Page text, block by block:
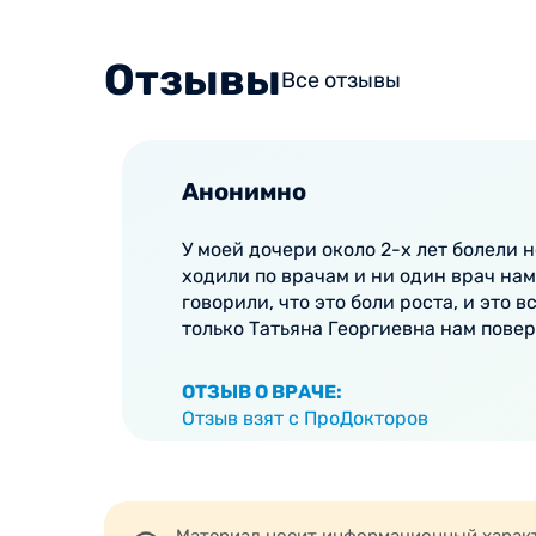
Боли в стопе, коленях, суставах, голени,
Ребенок устает при ходьбе;
Способы лечения детских
Большинство детских патологий в
терапевтического курса. Мышечную
Детский ортопед рассматривает весь
ОтзывыВсе отзывы
Анонимно
У моей дочери около 2-х лет болели
ходили по врачам и ни один врач
говорили, что это боли роста, и это
только Татьяна Георгиевна нам
ОТЗЫВ О ВРАЧЕ:
Отзыв взят с ПроДокторов